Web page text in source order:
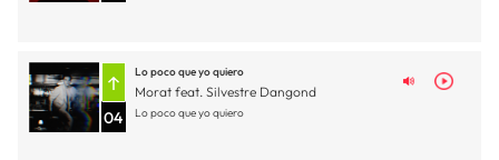
04
Lo poco que yo quiero
Morat feat. Silvestre Dangond
Lo poco que yo quiero